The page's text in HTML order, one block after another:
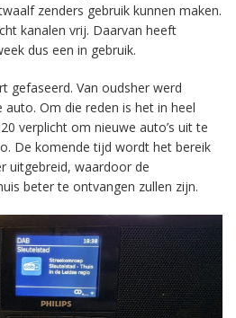
zenders gebruik kunnen maken.
kanalen vrij. Daarvan heeft
dus een in gebruik.
gefaseerd. Van oudsher werd
Om die reden is het in heel
verplicht om nieuwe auto’s uit te
De komende tijd wordt het bereik
uitgebreid, waardoor de
beter te ontvangen zullen zijn.